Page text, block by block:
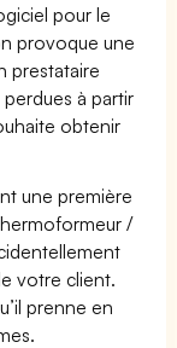
pour le
provoque une
prestataire
à partir
obtenir
une première
/
votre client.
prenne en